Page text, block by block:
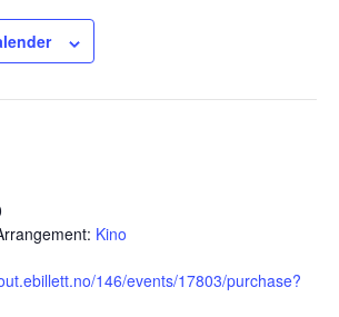
Kino
146/events/17803/purchase?